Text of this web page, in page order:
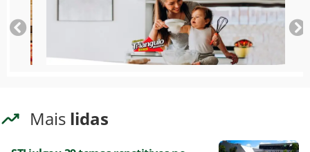
Mais lidas